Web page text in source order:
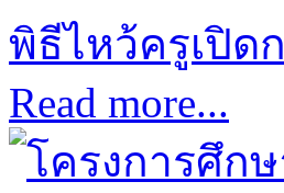
พิธีไหว้ครูเปิด
Read more...